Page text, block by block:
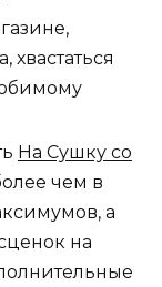
На Сушку со
чем в
а
на